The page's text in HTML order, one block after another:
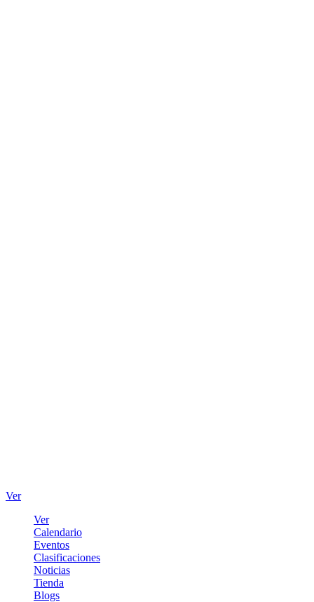
Ver
Ver
Calendario
Eventos
Clasificaciones
Noticias
Tienda
Blogs